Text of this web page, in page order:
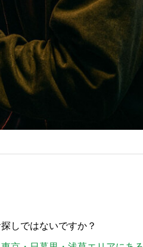
しではないですか？